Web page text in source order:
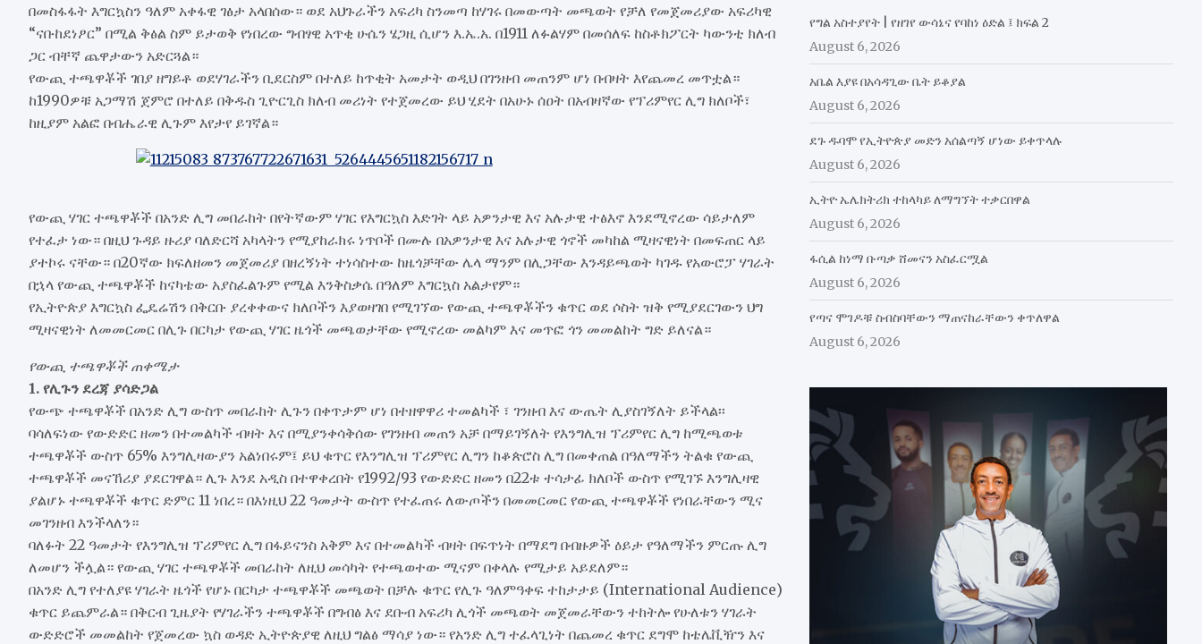
በመስፋፋት እግርኳስን ዓለም አቀፋዊ ገፅታ አላበሰው። ወደ አህጉራችን አፍሪካ ስንመጣ ከሃገሩ በመውጣት መጫወት የቻለ የመጀመሪያው አፍሪካዊ
“ናቡከደነፆር” በሚል ቅፅል ስም ይታወቅ የነበረው ግብፃዊ አጥቂ ሁሴን ሄጋዚ ሲሆን እ.ኤ.አ. በ1911 ለፉልሃም በመሰለፍ ከስቶክፖርት ካውንቲ ክለብ
ጋር ብቸኛ ጨዋታውን አድርጓል።
የውጪ ተጫዋቾች ገበያ ዘግይቶ ወደሃገራችን ቢደርስም በተለይ ከጥቂት አመታት ወዲህ በገንዘብ መጠንም ሆነ በብዛት እየጨመረ መጥቷል።
ከ1990ዎቹ አጋማሽ ጀምሮ በተለይ በቅዱስ ጊዮርጊስ ክለብ መሪነት የተጀመረው ይህ ሂደት በአሁኑ ሰዐት በአብዛኛው የፕሪምየር ሊግ ክለቦች፣
ከዚያም አልፎ በብሔራዊ ሊጉም እየታየ ይገኛል።
የውጪ ሃገር ተጫዋቾች በአንድ ሊግ መበራከት በየትኛውም ሃገር የእግርኳስ እድገት ላይ አዎንታዊ እና አሉታዊ ተፅእኖ እንደሚኖረው ሳይታለም
የተፈታ ነው። በዚህ ጉዳይ ዙሪያ ባለድርሻ አካላትን የሚያከራክሩ ነጥቦች በሙሉ በአዎንታዊ እና አሉታዊ ጎኖች መካከል ሚዛናዊነት በመፍጠር ላይ
ያተኮሩ ናቸው። በ20ኛው ክፍለዘመን መጀመሪያ በዘረኝነት ተነሳስተው ከዜጎቻቸው ሌላ ማንም በሊጋቸው እንዳይጫወት ካገዱ የአውሮፓ ሃገራት
በኋላ የውጪ ተጫዋቾች ከናካቴው አያስፈልጉም የሚል እንቅስቃሴ በዓለም እግርኳስ አልታየም።
የኢትዮጵያ እግርኳስ ፌዴሬሽን በቅርቡ ያረቀቀውና ክለቦችን እያወዛገበ የሚገኘው የውጪ ተጫዋቾችን ቁጥር ወደ ሶስት ዝቅ የሚያደርገውን ህግ
ሚዛናዊነት ለመመርመር በሊጉ በርካታ የውጪ ሃገር ዜጎች መጫወታቸው የሚኖረው መልካም እና መጥፎ ጎን መመልከት ግድ ይለናል።
የውጪ ተጫዋቾች ጠቀሜታ
1. የሊጉን ደረጃ ያሳድጋል
የውጭ ተጫዋቾች በአንድ ሊግ ውስጥ መበራከት ሊጉን በቀጥታም ሆነ በተዘዋዋሪ ተመልካች ፣ ገንዘብ እና ውጤት ሊያስገኝለት ይችላል፡፡
ባሳለፍነው የውድድር ዘመን በተመልካች ብዛት እና በሚያንቀሳቅሰው የገንዘብ መጠን አቻ በማይገኝለት የእንግሊዝ ፕሪምየር ሊግ ከሚጫወቱ
ተጫዋቾች ውስጥ 65% እንግሊዛውያን አልነበሩም፤ ይህ ቁጥር የእንግሊዝ ፕሪምየር ሊግን ከቆጵሮስ ሊግ በመቀጠል በዓለማችን ትልቁ የውጪ
ተጫዋቾች መናኸሪያ ያደርገዋል። ሊጉ እንደ አዲስ በተዋቀረበት የ1992/93 የውድድር ዘመን በ22ቱ ተሳታፊ ክለቦች ውስጥ የሚገኙ እንግሊዛዊ
ያልሆኑ ተጫዋቾች ቁጥር ድምር 11 ነበረ። በእነዚህ 22 ዓመታት ውስጥ የተፈጠሩ ለውጦችን በመመርመር የውጪ ተጫዋቾች የነበራቸውን ሚና
መገንዘብ እንችላለን።
ባለፉት 22 ዓመታት የእንግሊዝ ፕሪምየር ሊግ በፋይናንስ አቅም እና በተመልካች ብዛት በፍጥነት በማደግ በብዙዎች ዕይታ የዓለማችን ምርጡ ሊግ
ለመሆን ችሏል። የውጪ ሃገር ተጫዋቾች መበራከት ለዚህ መሳካት የተጫወተው ሚናም በቀላሉ የሚታይ አይደለም።
በአንድ ሊግ የተለያዩ ሃገራት ዜጎች የሆኑ በርካታ ተጫዋቾች መጫወት በቻሉ ቁጥር የሊጉ ዓለምዓቀፍ ተከታታይ (International Audience)
ቁጥር ይጨምራል። በቅርብ ጊዜያት የሃገራችን ተጫዋቾች በግብፅ እና ደቡብ አፍሪካ ሊጎች መጫወት መጀመራቸውን ተከትሎ የሁለቱን ሃገራት
ውድድሮች መመልከት የጀመረው ኳስ ወዳድ ኢትዮጵያዊ ለዚህ ግልፅ ማሳያ ነው። የአንድ ሊግ ተፈላጊነት በጨመረ ቁጥር ደግሞ ከቴሌቪዥን እና
የግል አስተያየት | የዘገየ ውሳኔና የባከነ ዕድል ፤ ክፍል 2
August 6, 2026
አቤል እያዩ በአሳዳጊው ቤት ይቆያል
August 6, 2026
ደጉ ዱባሞ የኢትዮጵያ መድን አሰልጣኝ ሆነው ይቀጥላሉ
August 6, 2026
ኢትዮ ኤሌክትሪክ ተከላካይ ለማግኘት ተቃርበዋል
August 6, 2026
ፋሲል ከነማ ቡጣቃ ሸመናን አስፈርሟል
August 6, 2026
የጣና ሞገዶቹ ስብስባቸውን ማጠናከራቸውን ቀጥለዋል
August 6, 2026